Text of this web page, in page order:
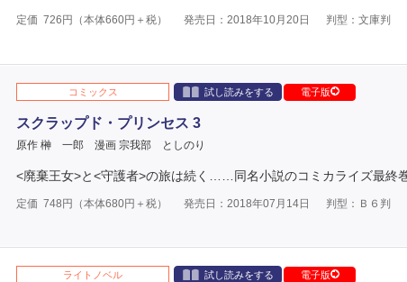
定価 726 円（本体660円＋税） 発売日：2018年10月20日 判型：文庫判
コミックス 試し読みをする 電子版
スクラップド・プリンセス 3
原作 榊 一郎 漫画 宗我部 としのり
<廃棄王女>と<守護者>の旅は続く……同名小説のコミカライズ最終
定価 748 円（本体680円＋税） 発売日：2018年07月14日 判型：Ｂ６判
ライトノベル 試し読みをする 電子版